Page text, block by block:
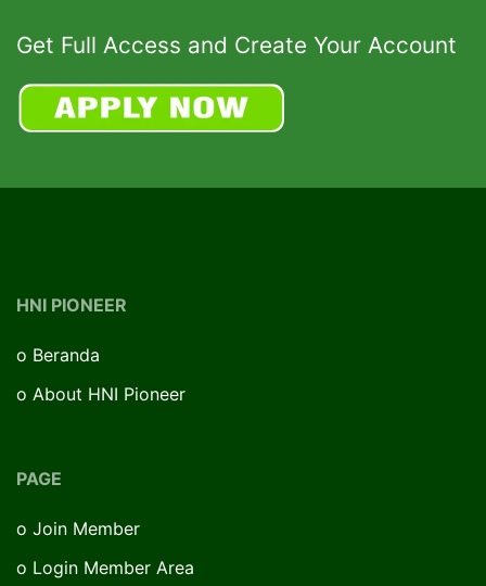
Get Full Access and Create Your Account
HNI PIONEER
o Beranda
o About HNI Pioneer
PAGE
o Join Member
o Login Member Area